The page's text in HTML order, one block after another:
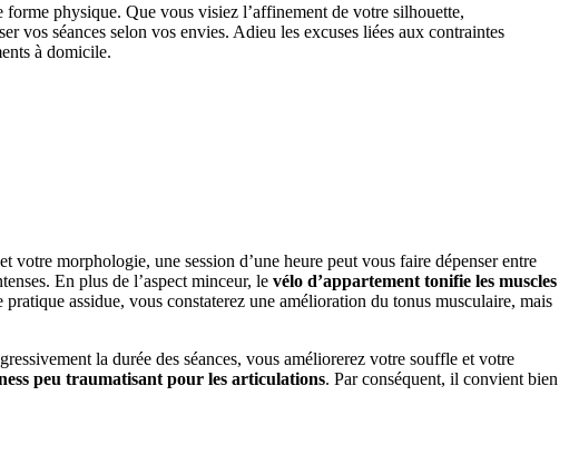
physique. Que vous visiez l’affinement de votre silhouette,
vos séances selon vos envies. Adieu les excuses liées aux contraintes
à domicile.
votre morphologie, une session d’une heure peut vous faire dépenser entre
En plus de l’aspect minceur, le vélo d’appartement tonifie les muscles
assidue, vous constaterez une amélioration du tonus musculaire, mais
la durée des séances, vous améliorerez votre souffle et votre
peu traumatisant pour les articulations. Par conséquent, il convient bien